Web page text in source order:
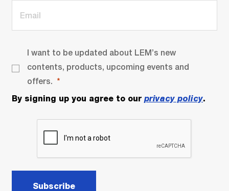
I want to be updated about LEM’s new
contents, products, upcoming events and
offers.
By signing up you agree to our privacy policy.
Subscribe